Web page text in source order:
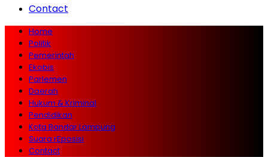
Contact
Home
Politik
Pemerintah
Ekobis
Parlemen
Daerah
Hukum & Kriminal
Pendidikan
Kota Bandar Lampung
Suara rEposisi
Contact